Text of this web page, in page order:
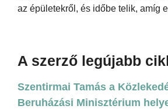
az épületekről, és időbe telik, amíg
A szerző legújabb
Szentirmai Tamás a
Beruházási Minisztérium